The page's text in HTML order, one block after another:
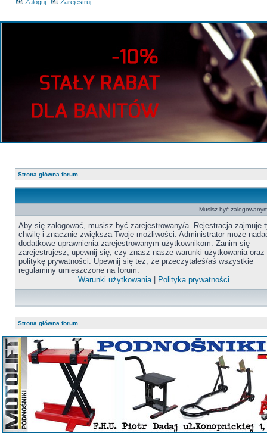
Zaloguj Zarejestruj
Strona główna forum
Musisz być
Aby się zalogować, musisz być zarejestrowany/a. Rejestracja zajmuje
chwilę i znacznie zwiększa Twoje możliwości. Administrator może
dodatkowe uprawnienia zarejestrowanym użytkownikom. Zanim się
zarejestrujesz, upewnij się, czy znasz nasze warunki użytkowania oraz
politykę prywatności. Upewnij się też, że przeczytałeś/aś wszystkie
regulaminy umieszczone na forum.
Warunki użytkowania| Polityka prywatności
Strona główna forum